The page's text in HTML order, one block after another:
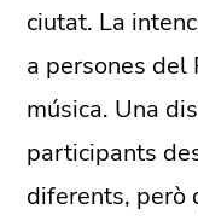
ciutat. La
a persones del
música. Una
participants
diferents, però